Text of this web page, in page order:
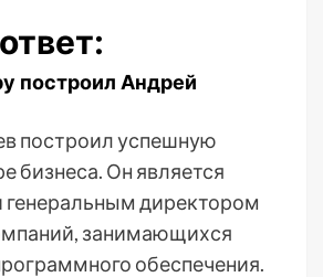
построил Андрей
построил успешную
бизнеса. Он является
генеральным директором
занимающихся
обеспечения.